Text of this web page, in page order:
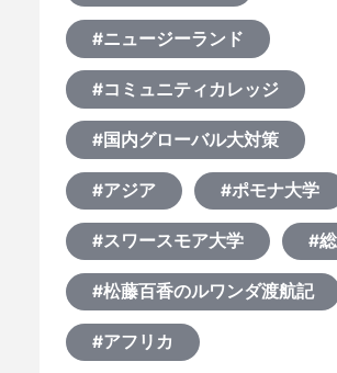
#ニュージーランド
#コミュニティカレッジ
#国内グローバル大対策
#アジア #ポモナ大学
#スワースモア大学 #
#松藤百香のルワンダ渡航記
#アフリカ